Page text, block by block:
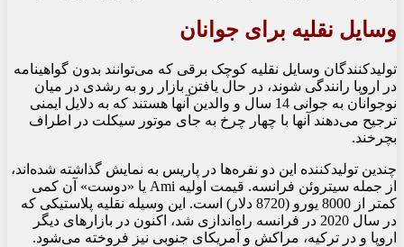
وسایل نقلیه برای جوانان
تولیدکنندگان وسایل نقلیه کوچک برقی که می‌توانند بدون گواهینامه
در اروپا رانندگی شوند، در حال یافتن بازار رو به رشدی در میان
نوجوانان به جوانی 14 سال و والدین آنها هستند که به دلایل ایمنی
ترجیح می‌دهند آنها با چهار چرخ به جای موتور سیکلت در اطراف
بچرخند.
چندین تولیدکننده این دو نفره‌ها در پاریس به نمایش گذاشته شده‌اند،
از جمله سیتروئن فرانسه. قیمت اولیه Ami یا «دوست» آن کمی
کمتر از 8000 یورو (8720 دلار) است. این وسیله نقلیه پلاستیکی که
در سال 2020 در فرانسه راه‌اندازی شد، اکنون در بازارهای دیگر
اروپا و در ترکیه، مراکش و آمریکای جنوبی نیز فروخته می‌شود.